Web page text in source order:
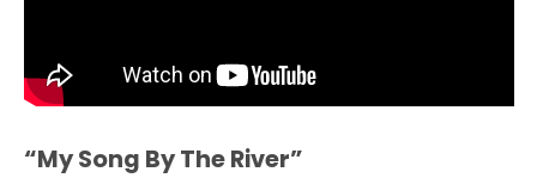
“My Song By The River”